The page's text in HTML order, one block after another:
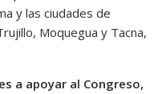
y las ciudades de
Moquegua y Tacna,
a apoyar al Congreso,